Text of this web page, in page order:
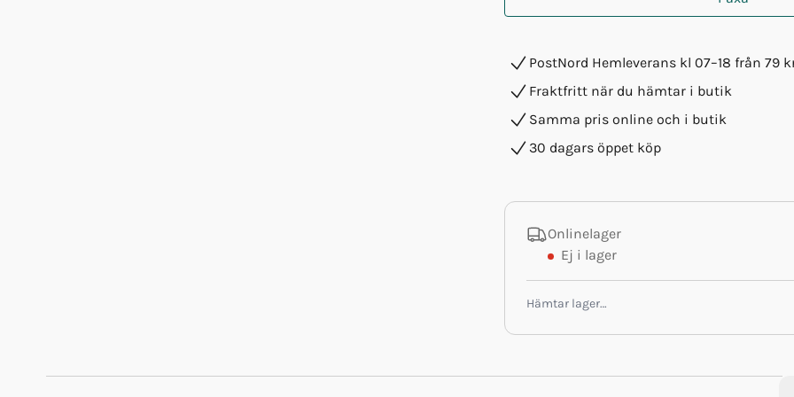
PostNord Hemleverans kl 07–18 från 79
Fraktfritt när du hämtar i butik
Samma pris online och i butik
30 dagars öppet köp
Onlinelager
Ej i lager
Hämtar lager…